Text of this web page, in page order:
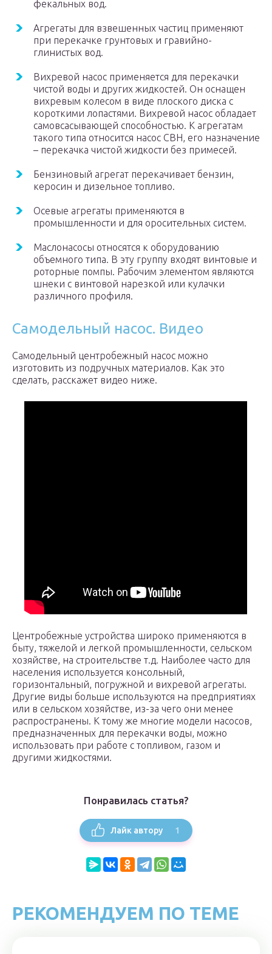
фекальных вод.
Агрегаты для взвешенных частиц применяют
при перекачке грунтовых и гравийно-
глинистых вод.
Вихревой насос применяется для перекачки
чистой воды и других жидкостей. Он оснащен
вихревым колесом в виде плоского диска с
короткими лопастями. Вихревой насос обладает
самовсасывающей способностью. К агрегатам
такого типа относится насос СВН, его назначение
– перекачка чистой жидкости без примесей.
Бензиновый агрегат перекачивает бензин,
керосин и дизельное топливо.
Осевые агрегаты применяются в
промышленности и для оросительных систем.
Маслонасосы относятся к оборудованию
объемного типа. В эту группу входят винтовые и
роторные помпы. Рабочим элементом являются
шнеки с винтовой нарезкой или кулачки
различного профиля.
Самодельный насос. Видео
Самодельный центробежный насос можно
изготовить из подручных материалов. Как это
сделать, расскажет видео ниже.
Центробежные устройства широко применяются в
быту, тяжелой и легкой промышленности, сельском
хозяйстве, на строительстве т.д. Наиболее часто для
населения используется консольный,
горизонтальный, погружной и вихревой агрегаты.
Другие виды больше используются на предприятиях
или в сельском хозяйстве, из-за чего они менее
распространены. К тому же многие модели насосов,
предназначенных для перекачки воды, можно
использовать при работе с топливом, газом и
другими жидкостями.
Понравилась статья?
Лайк автору 1
РЕКОМЕНДУЕМ ПО ТЕМЕ